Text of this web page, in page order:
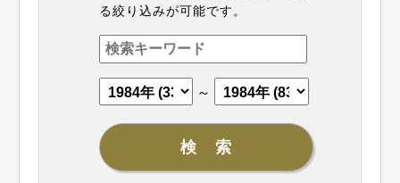
る絞り込みが可能です。
～